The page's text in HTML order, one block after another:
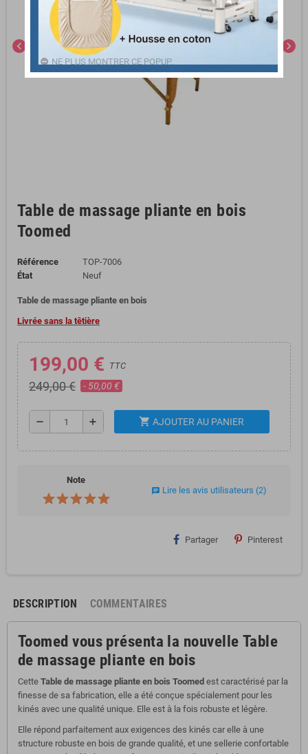
chevron_left chevron_right
Table de massage pliante en bois
Toomed
Référence
TOP-7006
État
Neuf
Table de massage pliante en bois
Livrée sans la têtière
199,00 € TTC
249,00 € - 50,00 €
remove add shopping_cart AJOUTER AU PANIER
Note
chat Lire les avis utilisateurs (2)
Partager Pinterest
DESCRIPTION COMMENTAIRES
Toomed vous présenta la nouvelle Table
de massage pliante en bois
Cette Table de massage pliante en bois Toomed est caractérisé par la
finesse de sa fabrication, elle a été conçue spécialement pour les
kinés avec une qualité unique. Elle est à la fois robuste et légère.
Elle répond parfaitement aux exigences des kinés car elle à une
structure robuste en bois de grande qualité, et une sellerie confortable
NE PLUS MONTRER CE POPUP.